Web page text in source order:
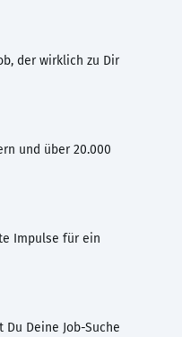
der wirklich zu Dir
und über 20.000
Impulse für ein
Deine Job-Suche